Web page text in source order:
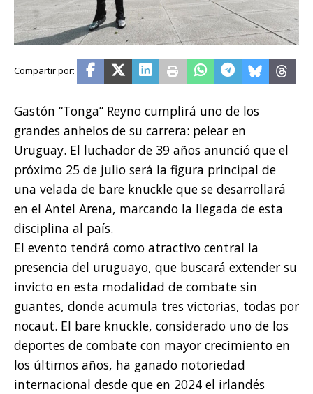
Gastón “Tonga” Reyno cumplirá uno de los
grandes anhelos de su carrera: pelear en
Uruguay. El luchador de 39 años anunció que el
próximo 25 de julio será la figura principal de
una velada de bare knuckle que se desarrollará
en el Antel Arena, marcando la llegada de esta
disciplina al país.
El evento tendrá como atractivo central la
presencia del uruguayo, que buscará extender su
invicto en esta modalidad de combate sin
guantes, donde acumula tres victorias, todas por
nocaut. El bare knuckle, considerado uno de los
deportes de combate con mayor crecimiento en
los últimos años, ha ganado notoriedad
internacional desde que en 2024 el irlandés